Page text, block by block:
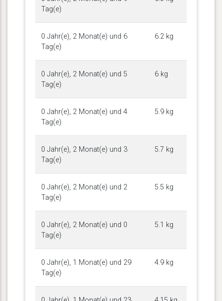
Tag(e)
0 Jahr(e), 2 Monat(e) und 6
Tag(e)
6.2 kg
0 Jahr(e), 2 Monat(e) und 5
Tag(e)
6 kg
0 Jahr(e), 2 Monat(e) und 4
Tag(e)
5.9 kg
0 Jahr(e), 2 Monat(e) und 3
Tag(e)
5.7 kg
0 Jahr(e), 2 Monat(e) und 2
Tag(e)
5.5 kg
0 Jahr(e), 2 Monat(e) und 0
Tag(e)
5.1 kg
0 Jahr(e), 1 Monat(e) und 29
Tag(e)
4.9 kg